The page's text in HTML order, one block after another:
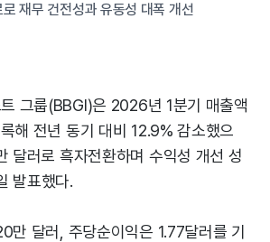
재무 건전성과 유동성 대폭 개선
그룹(BBGI)은 2026년 1분기 매출액
해 전년 동기 대비 12.9% 감소했으
달러로 흑자전환하며 수익성 개선 성
발표했다.
만 달러, 주당순이익은 1.77달러를 기